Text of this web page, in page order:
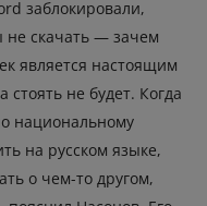
заблокировали,
не скачать — зачем
является настоящим
стоять не будет. Когда
национальному
на русском языке,
о чем-то другом,